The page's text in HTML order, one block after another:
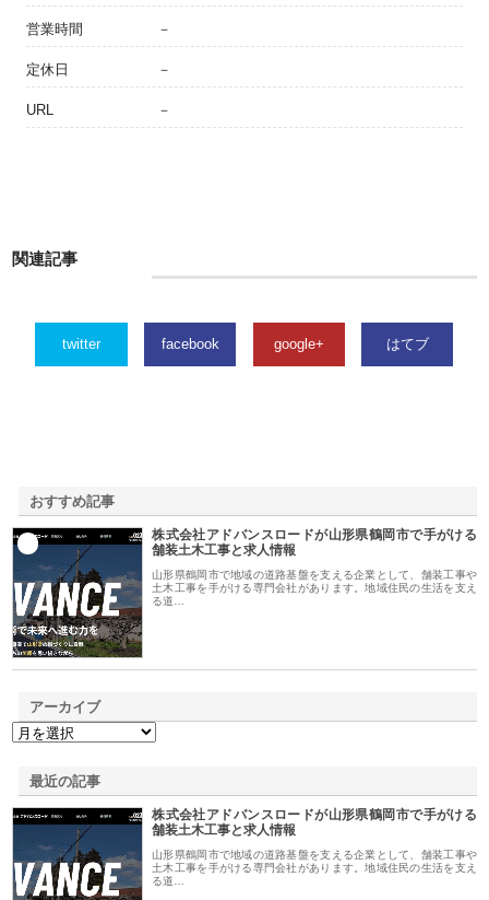
営業時間 －
定休日 －
URL －
関連記事
twitter facebook google+ はてブ
おすすめ記事
株式会社アドバンスロードが山形県鶴岡市で手がける
舗装土木工事と求人情報
山形県鶴岡市で地域の道路基盤を支える企業として、舗装工事や
土木工事を手がける専門会社があります。地域住民の生活を支え
る道…
アーカイブ
最近の記事
株式会社アドバンスロードが山形県鶴岡市で手がける
舗装土木工事と求人情報
山形県鶴岡市で地域の道路基盤を支える企業として、舗装工事や
土木工事を手がける専門会社があります。地域住民の生活を支え
る道…